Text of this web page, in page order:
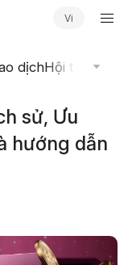
Vi
dịchHội thảo
sử, Ưu
hướng dẫn